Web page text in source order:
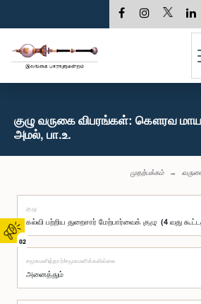
02
குழு வருகை விபரங்கள்: கௌரவ
அமல், பா.உ.
முதற்பக்கம்
குழு
சமூகமளித்தார்/சமூகமளிக்கவில்லை